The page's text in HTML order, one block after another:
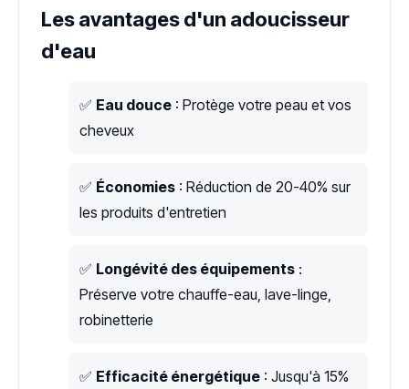
Les avantages d'un adoucisseur
d'eau
✅ Eau douce : Protège votre peau et vos
cheveux
✅ Économies : Réduction de 20-40% sur
les produits d'entretien
✅ Longévité des équipements :
Préserve votre chauffe-eau, lave-linge,
robinetterie
✅ Efficacité énergétique : Jusqu'à 15%